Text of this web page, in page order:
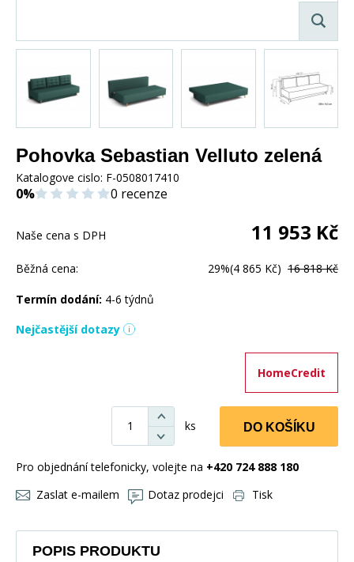
Pohovka Sebastian Velluto zelená
Katalogove cislo: F-0508017410
0% 0 recenze
Naše cena s DPH 11 953 Kč
Běžná cena: 29%(4 865 Kč) 16 818 Kč
Termín dodání: 4-6 týdnů
Nejčastější dotazy
HomeCredit
ks DO KOŠÍKU
Pro objednání telefonicky, volejte na +420 724 888 180
Zaslat e-mailem
Dotaz prodejci Tisk
POPIS PRODUKTU